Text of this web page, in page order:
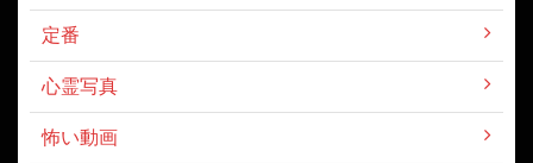
定番
心霊写真
怖い動画